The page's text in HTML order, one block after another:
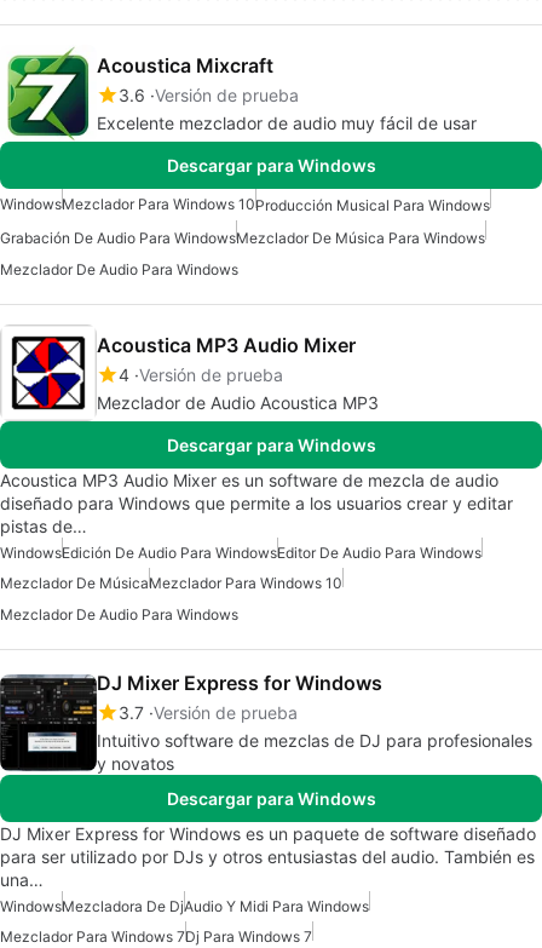
Acoustica Mixcraft
3.6 Versión de prueba
Excelente mezclador de audio muy fácil de usar
Descargar para Windows
WindowsMezclador Para Windows 10Producción Musical Para Windows
Grabación De Audio Para WindowsMezclador De Música Para Windows
Mezclador De Audio Para Windows
Acoustica MP3 Audio Mixer
4 Versión de prueba
Mezclador de Audio Acoustica MP3
Descargar para Windows
Acoustica MP3 Audio Mixer es un software de mezcla de audio
diseñado para Windows que permite a los usuarios crear y editar
pistas de…
WindowsEdición De Audio Para WindowsEditor De Audio Para Windows
Mezclador De MúsicaMezclador Para Windows 10
Mezclador De Audio Para Windows
DJ Mixer Express for Windows
3.7 Versión de prueba
Intuitivo software de mezclas de DJ para profesionales
y novatos
Descargar para Windows
DJ Mixer Express for Windows es un paquete de software diseñado
para ser utilizado por DJs y otros entusiastas del audio. También es
una…
WindowsMezcladora De DjAudio Y Midi Para Windows
Mezclador Para Windows 7Dj Para Windows 7